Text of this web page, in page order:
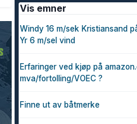
Vis emner
Windy 16 m/sek Kristiansand
Yr 6 m/sel vind
Erfaringer ved kjøp på
mva/fortolling/VOEC ?
Finne ut av båtmerke